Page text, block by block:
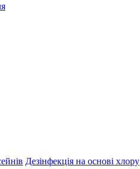
Дезінфекція на основі хлору